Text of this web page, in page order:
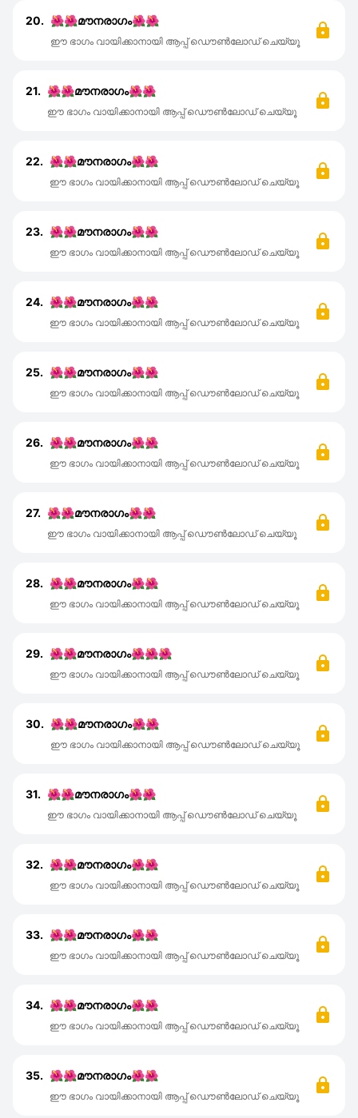
20. 🌺🌺മൗനരാഗം🌺🌺
ഈ ഭാഗം വായിക്കാനായി ആപ്പ് ഡൌൺലോഡ് ചെയ്യൂ
21. 🌺🌺മൗനരാഗം🌺🌺
ഈ ഭാഗം വായിക്കാനായി ആപ്പ് ഡൌൺലോഡ് ചെയ്യൂ
22. 🌺🌺മൗനരാഗം🌺🌺
ഈ ഭാഗം വായിക്കാനായി ആപ്പ് ഡൌൺലോഡ് ചെയ്യൂ
23. 🌺🌺മൗനരാഗം🌺🌺
ഈ ഭാഗം വായിക്കാനായി ആപ്പ് ഡൌൺലോഡ് ചെയ്യൂ
24. 🌺🌺മൗനരാഗം🌺🌺
ഈ ഭാഗം വായിക്കാനായി ആപ്പ് ഡൌൺലോഡ് ചെയ്യൂ
25. 🌺🌺മൗനരാഗം🌺🌺
ഈ ഭാഗം വായിക്കാനായി ആപ്പ് ഡൌൺലോഡ് ചെയ്യൂ
26. 🌺🌺മൗനരാഗം🌺🌺
ഈ ഭാഗം വായിക്കാനായി ആപ്പ് ഡൌൺലോഡ് ചെയ്യൂ
27. 🌺🌺മൗനരാഗം🌺🌺
ഈ ഭാഗം വായിക്കാനായി ആപ്പ് ഡൌൺലോഡ് ചെയ്യൂ
28. 🌺🌺മൗനരാഗം🌺🌺
ഈ ഭാഗം വായിക്കാനായി ആപ്പ് ഡൌൺലോഡ് ചെയ്യൂ
29. 🌺🌺മൗനരാഗം🌺🌺🌺
ഈ ഭാഗം വായിക്കാനായി ആപ്പ് ഡൌൺലോഡ് ചെയ്യൂ
30. 🌺🌺മൗനരാഗം🌺🌺
ഈ ഭാഗം വായിക്കാനായി ആപ്പ് ഡൌൺലോഡ് ചെയ്യൂ
31. 🌺🌺മൗനരാഗം🌺🌺
ഈ ഭാഗം വായിക്കാനായി ആപ്പ് ഡൌൺലോഡ് ചെയ്യൂ
32. 🌺🌺മൗനരാഗം🌺🌺
ഈ ഭാഗം വായിക്കാനായി ആപ്പ് ഡൌൺലോഡ് ചെയ്യൂ
33. 🌺🌺മൗനരാഗം🌺🌺
ഈ ഭാഗം വായിക്കാനായി ആപ്പ് ഡൌൺലോഡ് ചെയ്യൂ
34. 🌺🌺മൗനരാഗം🌺🌺
ഈ ഭാഗം വായിക്കാനായി ആപ്പ് ഡൌൺലോഡ് ചെയ്യൂ
35. 🌺🌺മൗനരാഗം🌺🌺
ഈ ഭാഗം വായിക്കാനായി ആപ്പ് ഡൌൺലോഡ് ചെയ്യൂ